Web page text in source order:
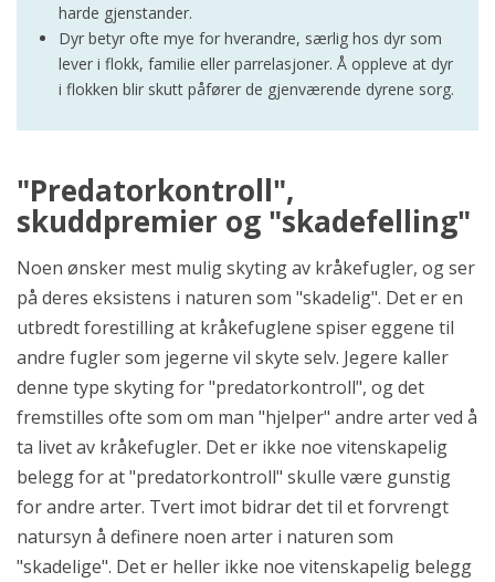
harde gjenstander.
Dyr betyr ofte mye for hverandre, særlig hos dyr som
lever i flokk, familie eller parrelasjoner. Å oppleve at dyr
i flokken blir skutt påfører de gjenværende dyrene sorg.
"Predatorkontroll",
skuddpremier og "skadefelling"
Noen ønsker mest mulig skyting av kråkefugler, og ser
på deres eksistens i naturen som "skadelig". Det er en
utbredt forestilling at kråkefuglene spiser eggene til
andre fugler som jegerne vil skyte selv. Jegere kaller
denne type skyting for "predatorkontroll", og det
fremstilles ofte som om man "hjelper" andre arter ved å
ta livet av kråkefugler. Det er ikke noe vitenskapelig
belegg for at "predatorkontroll" skulle være gunstig
for andre arter. Tvert imot bidrar det til et forvrengt
natursyn å definere noen arter i naturen som
"skadelige". Det er heller ikke noe vitenskapelig belegg